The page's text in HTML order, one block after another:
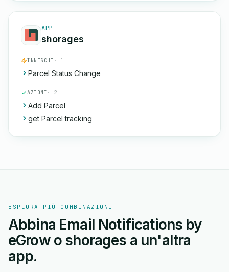
APP
shorages
INNESCHI · 1
Parcel Status Change
AZIONI · 2
Add Parcel
get Parcel tracking
ESPLORA PIÙ COMBINAZIONI
Abbina Email Notifications by
eGrow o shorages a un'altra
app.